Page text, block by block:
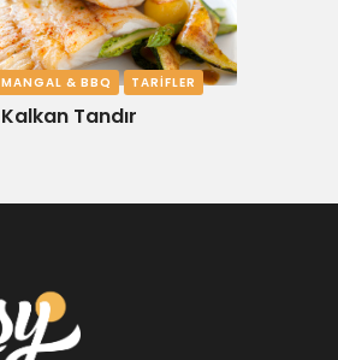
MANGAL & BBQ TARIFLER
Kalkan Tandır